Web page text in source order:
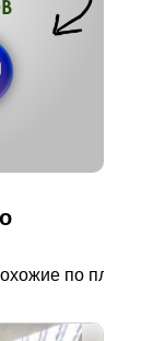
по